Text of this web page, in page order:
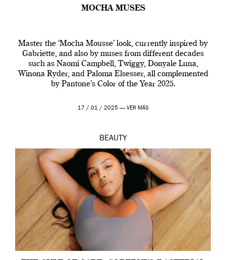
MOCHA MUSES
Master the ‘Mocha Mousse’ look, currently inspired by
Gabriette, and also by muses from different decades
such as Naomi Campbell, Twiggy, Donyale Luna,
Winona Ryder, and Paloma Elsesser, all complemented
by Pantone’s Color of the Year 2025.
17 / 01 / 2025 — VER MÁS
BEAUTY